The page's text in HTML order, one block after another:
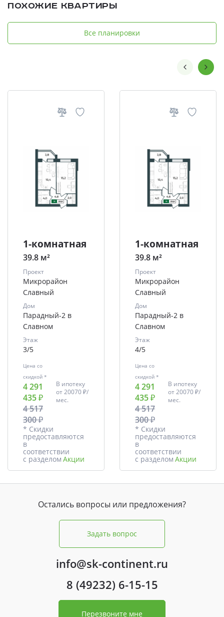
Похожие квартиры
Все планировки
1-комнатная
39.8 м²
Проект
Микрорайон
Славный
Дом
Парадный-2 в
Славном
Этаж
3/5
Цена со
скидкой *
4 291
435 ₽
4 517
300 ₽
В ипотеку
от20070 ₽/
мес.
* Скидки
предоставляются
в
соответствии
с разделом Акции
1-комнатная
39.8 м²
Проект
Микрорайон
Славный
Дом
Парадный-2 в
Славном
Этаж
4/5
Цена со
скидкой *
4 291
435 ₽
4 517
300 ₽
В ипотеку
от20070 ₽/
мес.
* Скидки
предоставляются
в
соответствии
с разделом Акции
Остались вопросы или предложения?
Задать вопрос
info@sk-continent.ru
8 (49232) 6-15-15
Перезвоните мне